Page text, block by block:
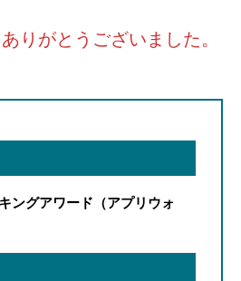
りがとうございました。
ングアワード（アプリウォ